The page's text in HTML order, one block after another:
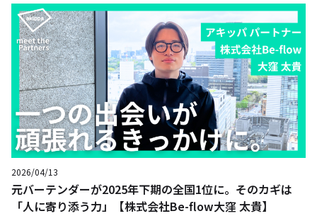
2026/04/13
元バーテンダーが2025年下期の全国1位に。そのカギは
「人に寄り添う力」【株式会社Be-flow大窪 太貴】